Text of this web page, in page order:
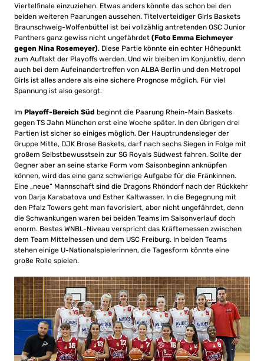
Viertelfinale einzuziehen. Etwas anders könnte das schon bei den
beiden weiteren Paarungen aussehen. Titelverteidiger Girls Baskets
Braunschweig-Wolfenbüttel ist bei vollzählig antretenden OSC Junior
Panthers ganz gewiss nicht ungefährdet (Foto Emma Eichmeyer
gegen Nina Rosemeyer). Diese Partie könnte ein echter Höhepunkt
zum Auftakt der Playoffs werden. Und wir bleiben im Konjunktiv, denn
auch bei dem Aufeinandertreffen von ALBA Berlin und den Metropol
Girls ist alles andere als eine sichere Prognose möglich. Für viel
Spannung ist also gesorgt.
Im Playoff-Bereich Süd beginnt die Paarung Rhein-Main Baskets
gegen TS Jahn München erst eine Woche später. In den übrigen drei
Partien ist sicher so einiges möglich. Der Hauptrundensieger der
Gruppe Mitte, DJK Brose Baskets, darf nach sechs Siegen in Folge mit
großem Selbstbewusstsein zur SG Royals Südwest fahren. Sollte der
Gegner aber an seine starke Form vom Saisonbeginn anknüpfen
können, wird das eine ganz schwierige Aufgabe für die Fränkinnen.
Eine „neue“ Mannschaft sind die Dragons Rhöndorf nach der Rückkehr
von Darja Karabatova und Esther Kaltwasser. In die Begegnung mit
den Pfalz Towers geht man favorisiert, aber nicht ungefährdet, denn
die Schwankungen waren bei beiden Teams im Saisonverlauf doch
enorm. Bestes WNBL-Niveau verspricht das Kräftemessen zwischen
dem Team Mittelhessen und dem USC Freiburg. In beiden Teams
stehen einige U-Nationalspielerinnen, die Tagesform könnte eine
große Rolle spielen.